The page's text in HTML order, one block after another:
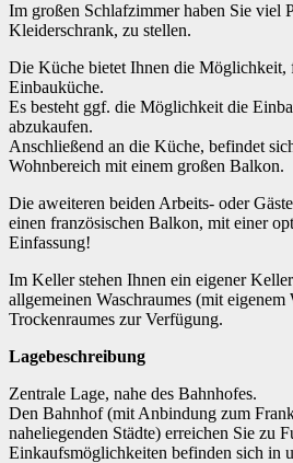
Im großen Schlafzimmer haben Sie viel
Kleiderschrank, zu stellen.
Die Küche bietet Ihnen die Möglichkeit,
Einbauküche.
Es besteht ggf. die Möglichkeit die
abzukaufen.
Anschließend an die Küche, befindet
Wohnbereich mit einem großen Balkon.
Die aweiteren beiden Arbeits- oder
einen französischen Balkon, mit einer
Einfassung!
Im Keller stehen Ihnen ein eigener
allgemeinen Waschraumes (mit eigenem
Trockenraumes zur Verfügung.
Lagebeschreibung
Zentrale Lage, nahe des Bahnhofes.
Den Bahnhof (mit Anbindung zum
naheliegenden Städte) erreichen Sie zu
Einkaufsmöglichkeiten befinden sich in